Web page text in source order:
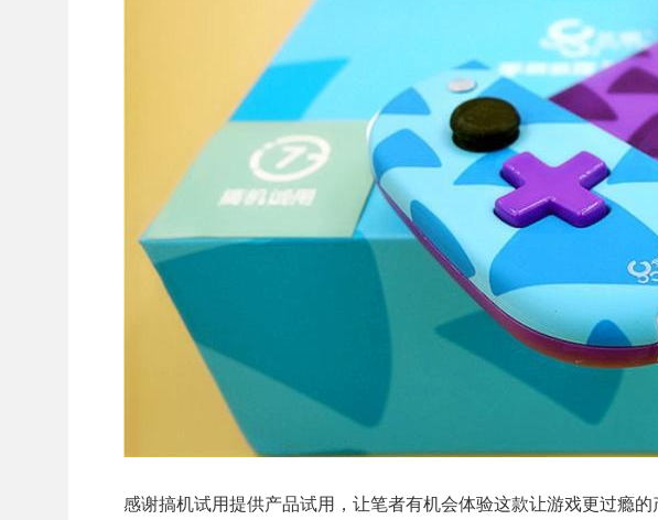
感谢搞机试用提供产品试用，让笔者有机会体验这款让游戏更过瘾